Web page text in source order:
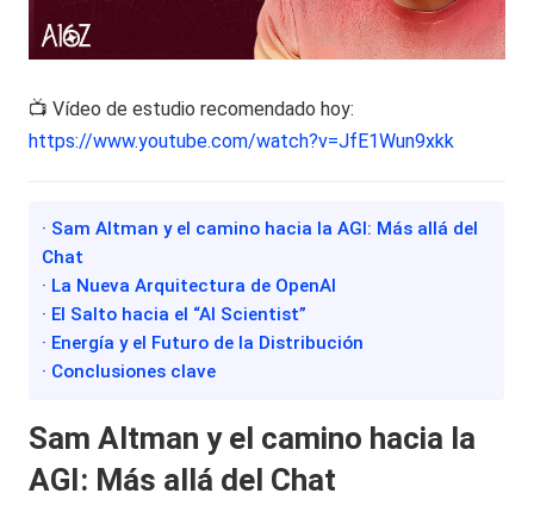
📺 Vídeo de estudio recomendado hoy:
https://www.youtube.com/watch?v=JfE1Wun9xkk
· Sam Altman y el camino hacia la AGI: Más allá del
Chat
· La Nueva Arquitectura de OpenAI
· El Salto hacia el “AI Scientist”
· Energía y el Futuro de la Distribución
· Conclusiones clave
Sam Altman y el camino hacia la
AGI: Más allá del Chat